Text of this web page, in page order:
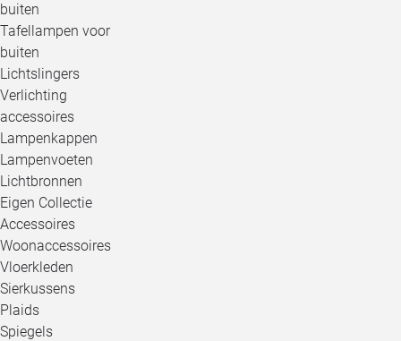
buiten
Tafellampen voor
buiten
Lichtslingers
Verlichting
accessoires
Lampenkappen
Lampenvoeten
Lichtbronnen
Eigen Collectie
Accessoires
Woonaccessoires
Vloerkleden
Sierkussens
Plaids
Spiegels